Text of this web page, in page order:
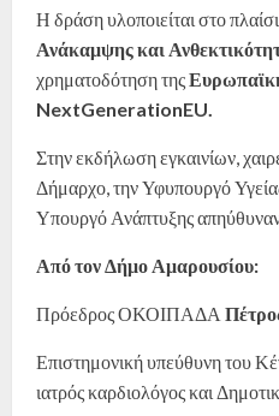
Η δράση υλοποιείται στο
Ανάκαμψης και
χρηματοδότηση της
NextGenerationEU.
Στην εκδήλωση εγκαινίων,
Δήμαρχο, την Υφυπουργό
Υπουργό Ανάπτυξης
Από τον Δήμο Αμαρουσίου:
Πρόεδρος ΟΚΟΙΠΑΔΑ
Επιστημονική υπεύθυνη του
ιατρός καρδιολόγος και